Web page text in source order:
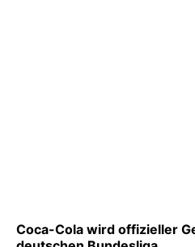
Coca-Cola wird offizieller